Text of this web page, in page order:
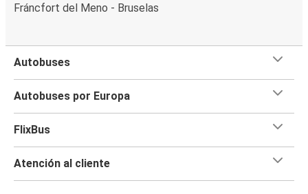
Fráncfort del Meno - Bruselas
Autobuses
Autobuses por Europa
FlixBus
Atención al cliente